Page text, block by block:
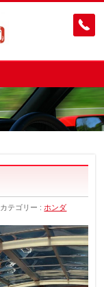
カテゴリー : ホンダ